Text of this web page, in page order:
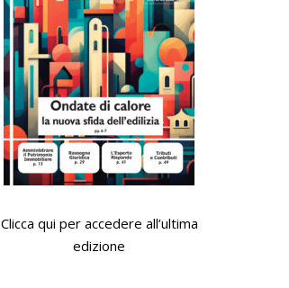
Clicca qui per accedere all’ultima
edizione